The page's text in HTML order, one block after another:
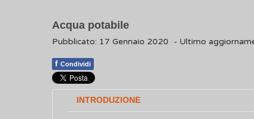
Acqua potabile
Pubblicato: 17 Gennaio 2020 - Ultimo
f Condividi
INTRODUZIONE